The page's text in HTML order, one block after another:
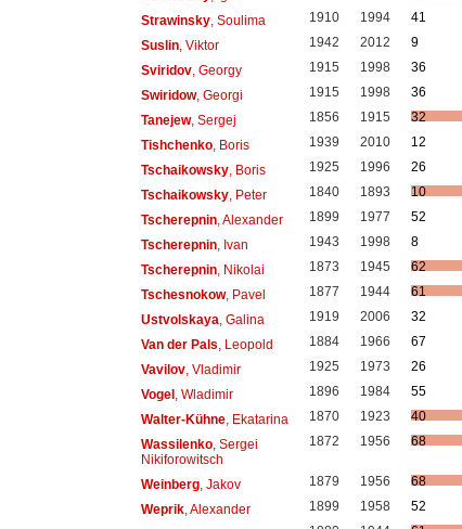
Strawinsky, Soulima 1910 1994
41
Suslin, Viktor 1942 2012
9
Sviridov, Georgy 1915 1998
36
Swiridow, Georgi 1915 1998
36
Tanejew, Sergej 1856 1915
32
Tishchenko, Boris 1939 2010
12
Tschaikowsky, Boris 1925 1996
26
Tschaikowsky, Peter 1840 1893
10
Tscherepnin, Alexander 1899 1977
52
Tscherepnin, Ivan 1943 1998
8
Tscherepnin, Nikolai 1873 1945
62
Tschesnokow, Pavel 1877 1944
61
Ustvolskaya , Galina 1919 2006
32
Van der Pals , Leopold 1884 1966
67
Vavilov, Vladimir 1925 1973
26
Vogel, Wladimir 1896 1984
55
Walter-Kühne, Ekatarina 1870 1923
40
Wassilenko, Sergei
Nikiforowitsch
1872 1956 68
Weinberg, Jakov 1879 1956
68
Weprik, Alexander 1899 1958
52